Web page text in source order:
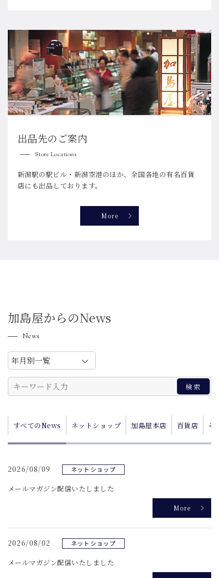
出品先のご案内
Store Locations
新潟駅の駅ビル・新潟空港のほか、全国各地の有名百貨
店にも出品しております。
More
加島屋からのNews
News
すべてのNews ネットショップ 加島屋本店 百貨店 そ
2026/08/09 ネットショップ
メールマガジン配信いたしました
More
2026/08/02 ネットショップ
メールマガジン配信いたしました